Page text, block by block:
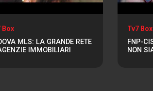
Box
MLS: LA GRANDE RETE
IMMOBILIARI
Tv7 Box
FNP-
NON